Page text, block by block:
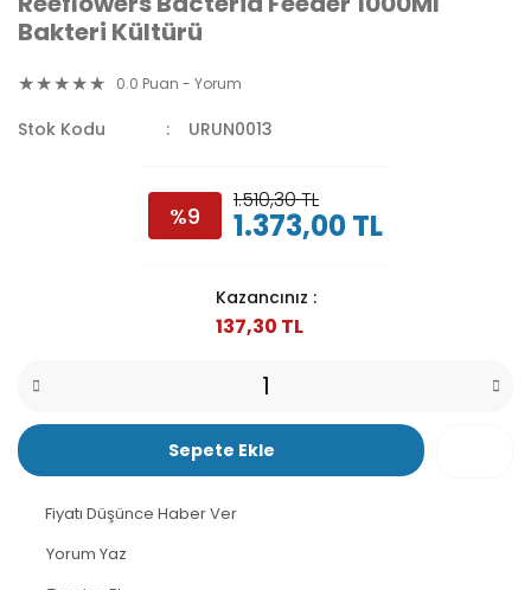
Bakteri Kültürü
0.0 Puan - Yorum
Stok Kodu URUN0013
%9
1.510,30 TL
1.373,00 TL
Kazancınız :
137,30 TL
Sepete Ekle
Fiyatı Düşünce Haber Ver
Yorum Yaz